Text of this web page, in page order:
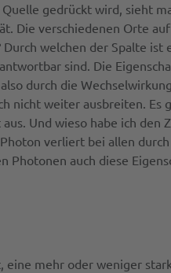
gedrückt wird, sieht
Die verschiedenen Orte
welchen der Spalte
sind. Die
durch die
nicht weiter ausbreiten.
Und wieso habe ich den
verliert bei allen
auch diese
mehr oder weniger